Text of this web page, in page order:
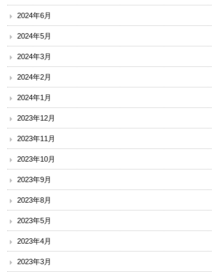
眼科
耳鼻咽喉科
漢方・疼痛緩和科
麻酔科
ドック・健診
地域連携・相談
入退院支援センター
地域医療連携室
患者相談窓口
赤十字講習・講演会等のお知らせ
2024年6月
2024年5月
2024年3月
2024年2月
2024年1月
2023年12月
2023年11月
2023年10月
2023年9月
2023年8月
2023年5月
2023年4月
2023年3月